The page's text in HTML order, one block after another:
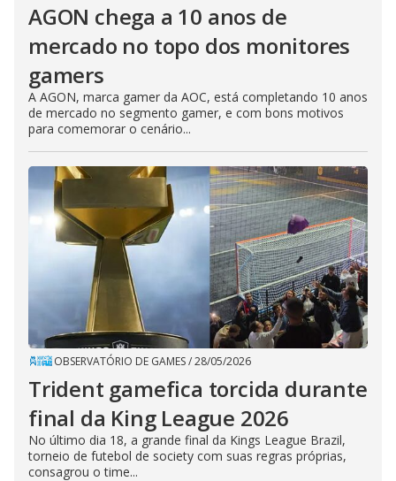
AGON chega a 10 anos de
mercado no topo dos monitores
gamers
A AGON, marca gamer da AOC, está completando 10 anos
de mercado no segmento gamer, e com bons motivos
para comemorar o cenário...
OBSERVATÓRIO DE GAMES/28/05/2026
Trident gamefica torcida durante
final da King League 2026
No último dia 18, a grande final da Kings League Brazil,
torneio de futebol de society com suas regras próprias,
consagrou o time...